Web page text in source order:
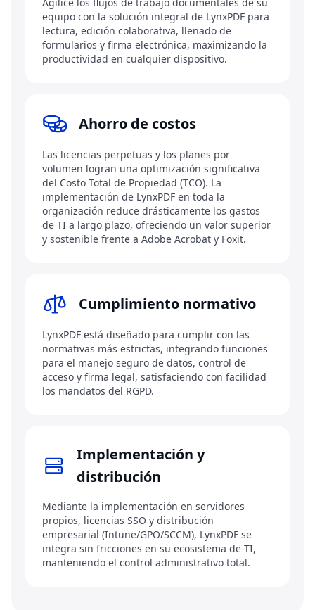
Agilice los flujos de trabajo documentales de su
equipo con la solución integral de LynxPDF para
lectura, edición colaborativa, llenado de
formularios y firma electrónica, maximizando la
productividad en cualquier dispositivo.
Ahorro de costos
Las licencias perpetuas y los planes por
volumen logran una optimización significativa
del Costo Total de Propiedad (TCO). La
implementación de LynxPDF en toda la
organización reduce drásticamente los gastos
de TI a largo plazo, ofreciendo un valor superior
y sostenible frente a Adobe Acrobat y Foxit.
Cumplimiento normativo
LynxPDF está diseñado para cumplir con las
normativas más estrictas, integrando funciones
para el manejo seguro de datos, control de
acceso y firma legal, satisfaciendo con facilidad
los mandatos del RGPD.
Implementación y
distribución
Mediante la implementación en servidores
propios, licencias SSO y distribución
empresarial (Intune/GPO/SCCM), LynxPDF se
integra sin fricciones en su ecosistema de TI,
manteniendo el control administrativo total.